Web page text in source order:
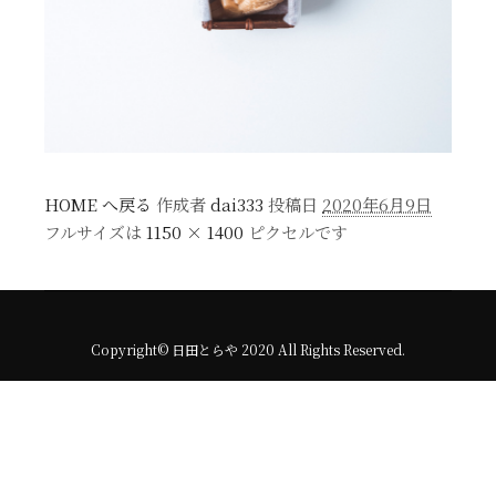
HOME へ戻る 作成者dai333 投稿日 2020年6月9日
フルサイズは1150 × 1400 ピクセルです
Copyright© 日田とらや 2020 All Rights Reserved.